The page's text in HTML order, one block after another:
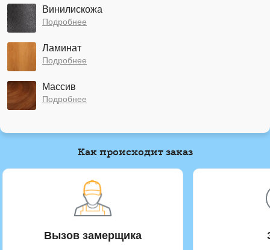
Винилискожа
Подробнее
Ламинат
Подробнее
Массив
Подробнее
Как происходит заказ
Вызов замерщика